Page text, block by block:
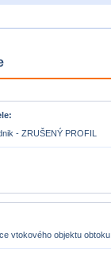
- ZRUŠENÝ PROFIL
vtokového objektu obtoku